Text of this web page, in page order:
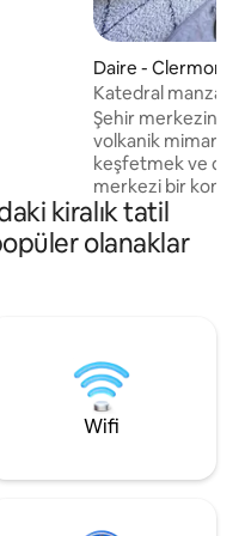
Daire - Clermont-
Katedral
merkezinde
Şehir
volkanik
keşfetmek ve
merkezi bir
çıkarın. Bu
size konfor
konaklama
İşte burası, doğru
kiralık tatil
olanaklar
Wifi